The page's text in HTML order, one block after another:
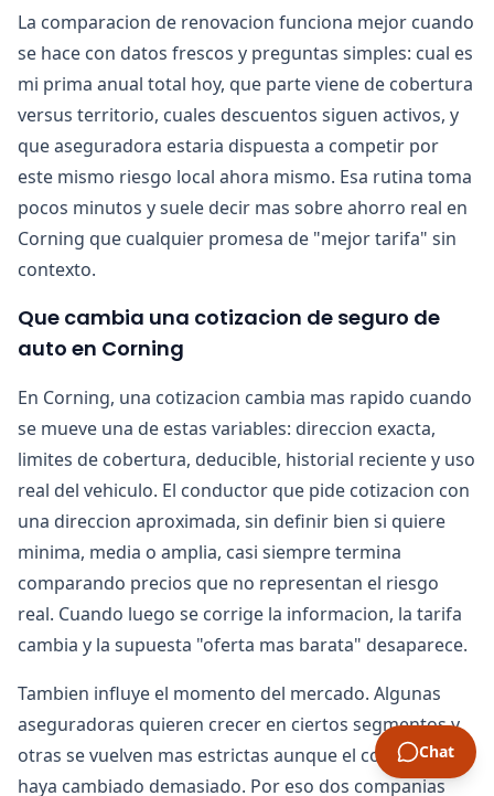
La comparacion de renovacion funciona mejor cuando
se hace con datos frescos y preguntas simples: cual es
mi prima anual total hoy, que parte viene de cobertura
versus territorio, cuales descuentos siguen activos, y
que aseguradora estaria dispuesta a competir por
este mismo riesgo local ahora mismo. Esa rutina toma
pocos minutos y suele decir mas sobre ahorro real en
Corning que cualquier promesa de "mejor tarifa" sin
contexto.
Que cambia una cotizacion de seguro de
auto en Corning
En Corning, una cotizacion cambia mas rapido cuando
se mueve una de estas variables: direccion exacta,
limites de cobertura, deducible, historial reciente y uso
real del vehiculo. El conductor que pide cotizacion con
una direccion aproximada, sin definir bien si quiere
minima, media o amplia, casi siempre termina
comparando precios que no representan el riesgo
real. Cuando luego se corrige la informacion, la tarifa
cambia y la supuesta "oferta mas barata" desaparece.
Tambien influye el momento del mercado. Algunas
aseguradoras quieren crecer en ciertos segmentos y
otras se vuelven mas estrictas aunque el conductor no
haya cambiado demasiado. Por eso dos companias
Chat